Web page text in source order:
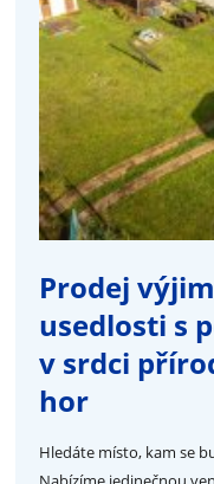
Prodej
usedlosti s
v srdci
hor
Hledáte místo, kam se